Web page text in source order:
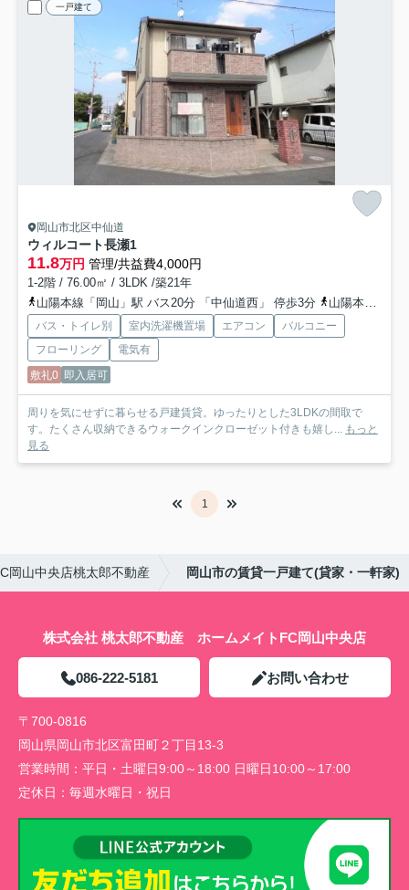
一戸建て
岡山市北区中仙道
ウィルコート長瀬1
11.8万円 管理/共益費4,000円
1-2階 / 76.00㎡ / 3LDK /築21年
山陽本線「岡山」駅 バス20分 「中仙道西」 停歩3分
山陽本線「北長瀬」駅 徒歩17分
バス・トイレ別 室内洗濯機置場 エアコン
バルコニー
フローリング
電気有
敷礼0 即入居可
周りを気にせずに暮らせる戸建賃貸。ゆったりとした3LDKの間取で
す。たくさん収納できるウォークインクローゼット付きも嬉し...
もっと
見る
1
岡山中央店桃太郎不動産 岡山市の賃貸一戸建て(貸家・一軒家)
株式会社 桃太郎不動産 ホームメイトFC岡山中央店
086-222-5181 お問い合わせ
〒700-0816
岡山県岡山市北区富田町２丁目13-3
営業時間： 平日・土曜日9:00～18:00 日曜日10:00～17:00
定休日： 毎週水曜日・祝日